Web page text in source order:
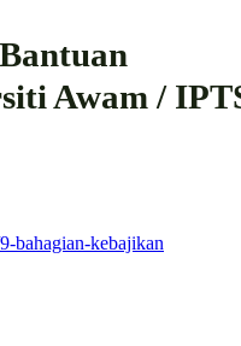
Awam /
bahagian-kebajikan